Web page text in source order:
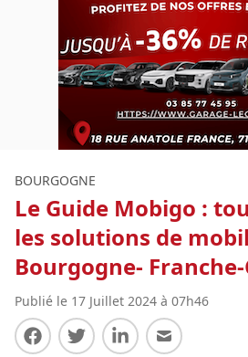
BOURGOGNE
Le Guide Mobigo :
les solutions de
Bourgogne-
Publié le 17 Juillet 2024 à 07h46
Partager sur Facebook
Partager sur Twitter
Partager surPartager par